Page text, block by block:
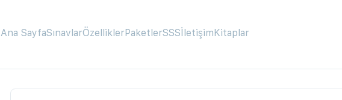
Ana SayfaSınavlarÖzelliklerPaketlerSSSİletişimKitaplar